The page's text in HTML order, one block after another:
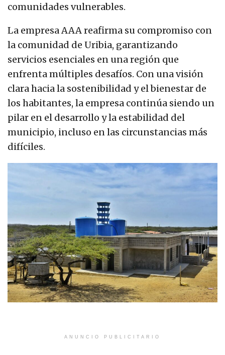
comunidades vulnerables.
La empresa AAA reafirma su compromiso con
la comunidad de Uribia, garantizando
servicios esenciales en una región que
enfrenta múltiples desafíos. Con una visión
clara hacia la sostenibilidad y el bienestar de
los habitantes, la empresa continúa siendo un
pilar en el desarrollo y la estabilidad del
municipio, incluso en las circunstancias más
difíciles.
ANUNCIO PUBLICITARIO